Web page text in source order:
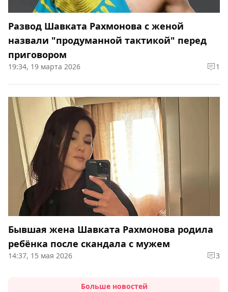
Развод Шавката Рахмонова с женой
назвали "продуманной тактикой" перед
приговором
19:34, 19 марта 2026 1
Бывшая жена Шавката Рахмонова родила
ребёнка после скандала с мужем
14:37, 15 мая 2026 3
Больше новостей